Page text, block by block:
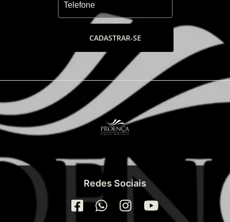
Portão eletrônico, Zelador,
Piscina aquecida, Churrasqueira coletiva,
Hall decorado c/ pé direito duplo Espaço
gourmet,
Gerador de emergência, Espaço kids
Churrasqueira Gás central
Salão(ões) Festas Espera Água Quente
Espera Ar Condicionado Hidrômetro
Rooftop de lazer Elevadores Social e
Serviço
Esquadrias de PVC Espera TV a Cabo
Fachada 100% pastilhas Rebaixo em gesso
Piso em porcelanato Sensor de presença
CADASTRAR-SE
Redes Sociais